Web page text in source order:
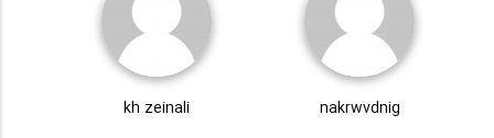
nakrwvdnig
kh zeinali